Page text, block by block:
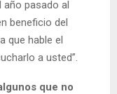
pasado al
beneficio del
que hable el
a usted”.
que no